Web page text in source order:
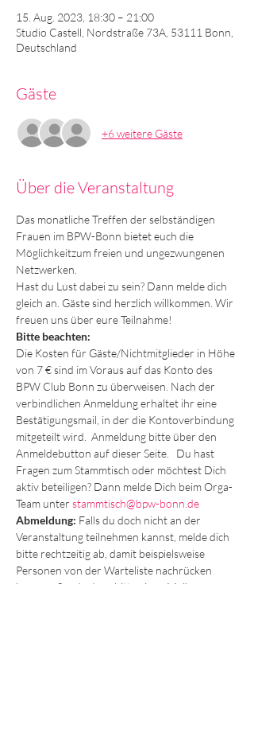
15. Aug. 2023, 18:30 – 21:00
Studio Castell, Nordstraße 73A, 53111 Bonn,
Deutschland
Gäste
+6 weitere Gäste
Über die Veranstaltung
Das monatliche Treffen der selbständigen
Frauen im BPW-Bonn bietet euch die
Möglichkeitzum freien und ungezwungenen
Netzwerken.
Hast du Lust dabei zu sein? Dann melde dich
gleich an. Gäste sind herzlich willkommen. Wir
freuen uns über eure Teilnahme!
Bitte beachten:
Die Kosten für Gäste/Nichtmitglieder in Höhe
von 7 € sind im Voraus auf das Konto des
BPW Club Bonn zu überweisen. Nach der
verbindlichen Anmeldung erhaltet ihr eine
Bestätigungsmail, in der die Kontoverbindung
mitgeteilt wird.  Anmeldung bitte über den
Anmeldebutton auf dieser Seite.   Du hast
Fragen zum Stammtisch oder möchtest Dich
aktiv beteiligen? Dann melde Dich beim Orga-
Team unter stammtisch@bpw-bonn.de
Abmeldung: Falls du doch nicht an der
Veranstaltung teilnehmen kannst, melde dich
bitte rechtzeitig ab, damit beispielsweise
Personen von der Warteliste nachrücken
können. Sende dazu bitte eine eMail an